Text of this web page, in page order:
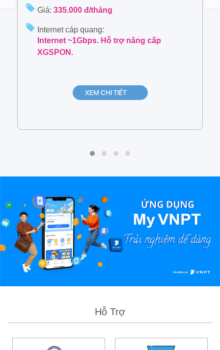
Giá: 335.000 đ/tháng
Internet cáp quang:
Internet ~1Gbps. Hỗ trợ nâng cấp
XGSPON.
XEM CHI TIẾT
Hỗ Trợ